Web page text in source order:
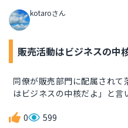
kotaroさん
販売活動はビジネスの中
同僚が販売部門に配属されて
はビジネスの中核だよ」と言
0 599